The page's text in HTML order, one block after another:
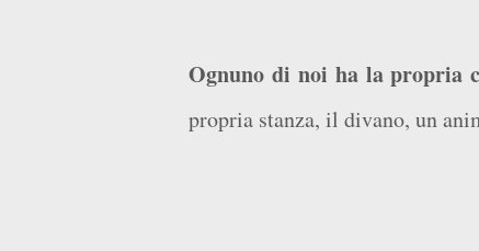
Ognuno di noi ha la propria
propria stanza, il divano, un